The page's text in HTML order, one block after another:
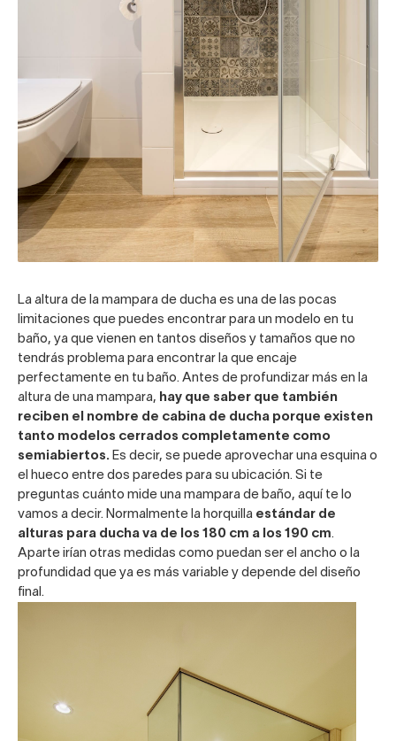
La altura de la mampara de ducha es una de las pocas
limitaciones que puedes encontrar para un modelo en tu
baño, ya que vienen en tantos diseños y tamaños que no
tendrás problema para encontrar la que encaje
perfectamente en tu baño. Antes de profundizar más en la
altura de una mampara, hay que saber que también
reciben el nombre de cabina de ducha porque existen
tanto modelos cerrados completamente como
semiabiertos. Es decir, se puede aprovechar una esquina o
el hueco entre dos paredes para su ubicación. Si te
preguntas cuánto mide una mampara de baño, aquí te lo
vamos a decir. Normalmente la horquilla estándar de
alturas para ducha va de los 180 cm a los 190 cm.
Aparte irían otras medidas como puedan ser el ancho o la
profundidad que ya es más variable y depende del diseño
final.